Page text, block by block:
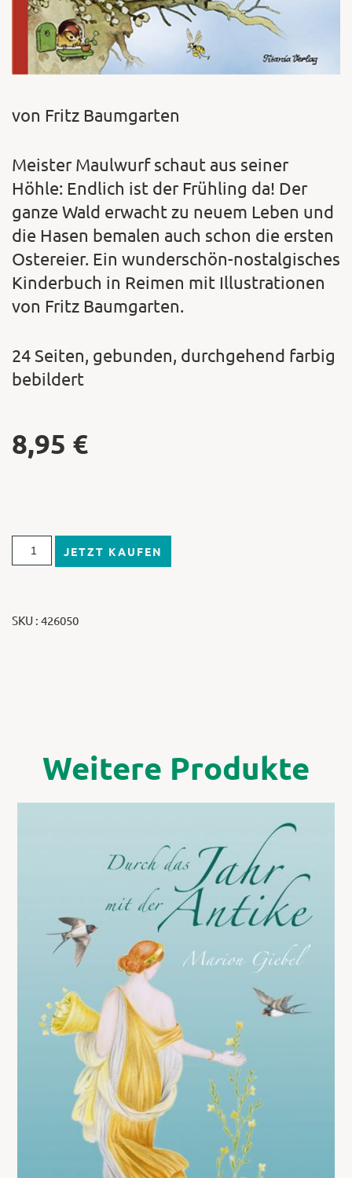
von Fritz Baumgarten
Meister Maulwurf schaut aus seiner
Höhle: Endlich ist der Frühling da! Der
ganze Wald erwacht zu neuem Leben und
die Hasen bemalen auch schon die ersten
Ostereier. Ein wunderschön-nostalgisches
Kinderbuch in Reimen mit Illustrationen
von Fritz Baumgarten.
24 Seiten, gebunden, durchgehend farbig
bebildert
8,95 €
JETZT KAUFEN
SKU : 426050
Weitere Produkte